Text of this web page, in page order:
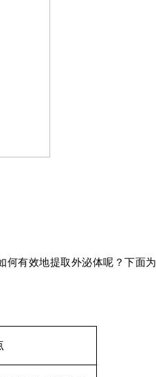
何有效地提取外泌体呢？下面为